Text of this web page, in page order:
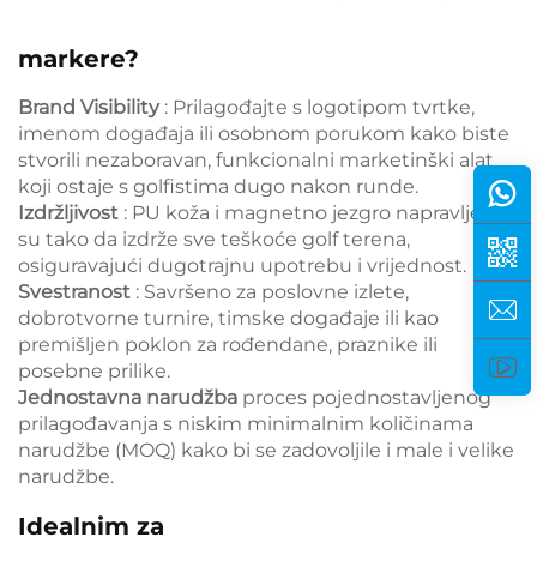
markere?
Brand Visibility : Prilagođajte s logotipom tvrtke,
imenom događaja ili osobnom porukom kako biste
stvorili nezaboravan, funkcionalni marketinški alat
koji ostaje s golfistima dugo nakon runde.
Izdržljivost : PU koža i magnetno jezgro napravljene
su tako da izdrže sve teškoće golf terena,
osiguravajući dugotrajnu upotrebu i vrijednost.
Svestranost : Savršeno za poslovne izlete,
dobrotvorne turnire, timske događaje ili kao
premišljen poklon za rođendane, praznike ili
posebne prilike.
Jednostavna narudžba proces pojednostavljenog
prilagođavanja s niskim minimalnim količinama
narudžbe (MOQ) kako bi se zadovoljile i male i velike
narudžbe.
Idealnim za